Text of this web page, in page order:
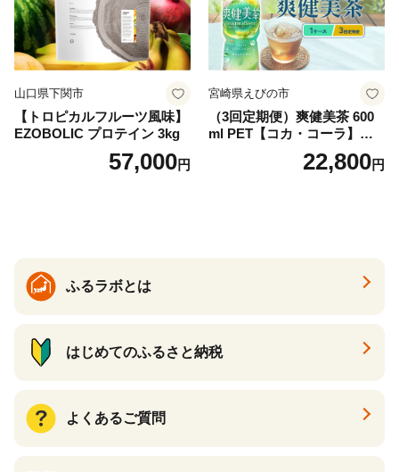
山口県下関市
【トロピカルフルーツ風味】
EZOBOLIC プロテイン 3kg
57,000円
宮崎県えびの市
（3回定期便）爽健美茶 600
ml PET【コカ・コーラ】ペ
ットボトル 1ケース(24本) 定
期便 3回(72本) セット お茶
22,800円
ふるラボとは
はじめてのふるさと納税
よくあるご質問